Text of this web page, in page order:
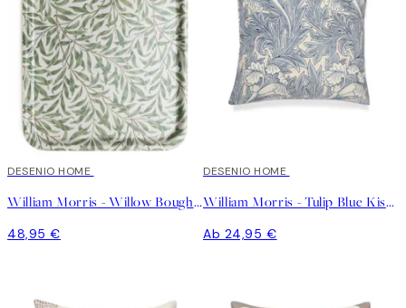
DESENIO HOME
William Morris - Willow Bough Tablett
48,95 €
DESENIO HOME
William Morris - Tulip Blue Kissenbezug
Ab 24,95 €